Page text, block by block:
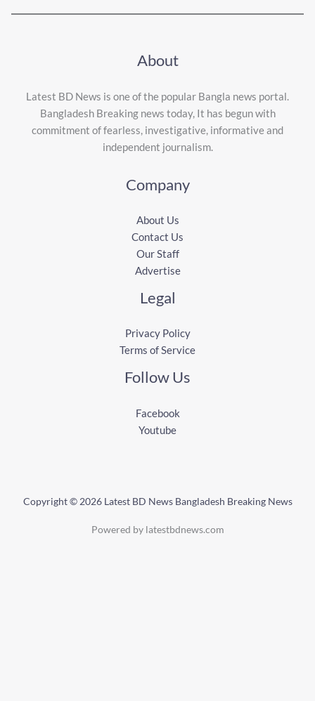
About
Latest BD News is one of the popular Bangla news portal.
Bangladesh Breaking news today, It has begun with
commitment of fearless, investigative, informative and
independent journalism.
Company
About Us
Contact Us
Our Staff
Advertise
Legal
Privacy Policy
Terms of Service
Follow Us
Facebook
Youtube
Copyright © 2026 Latest BD News Bangladesh Breaking News
Powered by latestbdnews.com